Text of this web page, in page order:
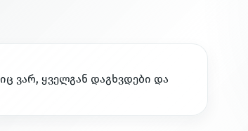
იც ვარ, ყველგან დაგხვდები და